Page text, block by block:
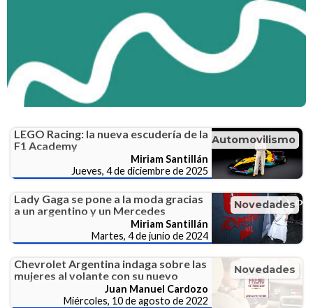
Automovilismo
LEGO Racing: la nueva escudería de la
F1 Academy
Miriam Santillán
Jueves, 4 de diciembre de 2025
Novedades
Lady Gaga se pone a la moda gracias
a un argentino y un Mercedes
Miriam Santillán
Martes, 4 de junio de 2024
Novedades
Chevrolet Argentina indaga sobre las
mujeres al volante con su nuevo
Juan Manuel Cardozo
Miércoles, 10 de agosto de 2022